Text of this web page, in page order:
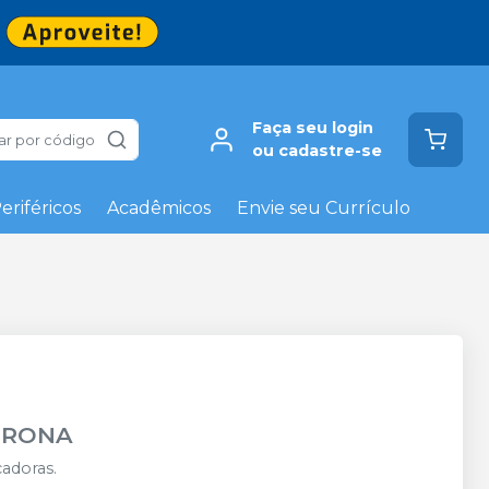
por código
Faça seu login
ou cadastre-se
Acadêmicos Envie seu Currículo